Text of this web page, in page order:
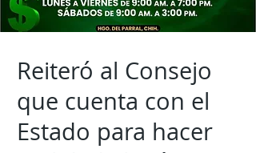
Reiteró al Consejo
que cuenta con el
Estado para hacer